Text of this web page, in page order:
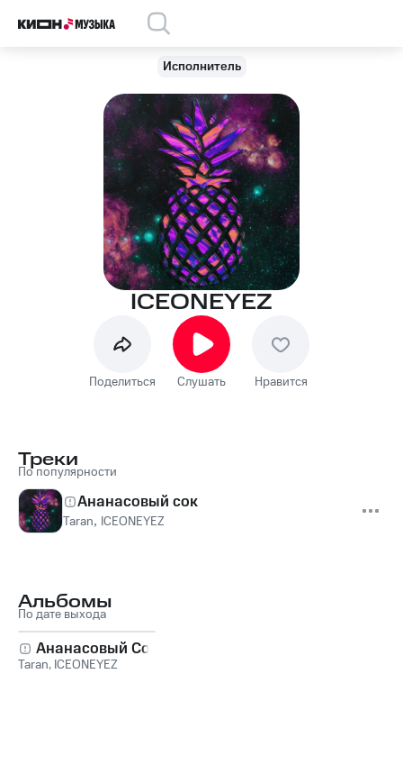
Исполнитель
ICEONEYEZ
Поделиться Слушать Нравится
Треки
По популярности
Ананасовый сок
Taran, ICEONEYEZ
Альбомы
По дате выхода
Ананасовый Cок
Taran, ICEONEYEZ